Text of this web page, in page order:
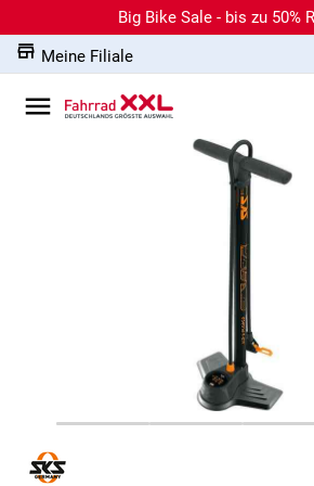
Big Bike Sale - bis zu 50%
Meine Filiale